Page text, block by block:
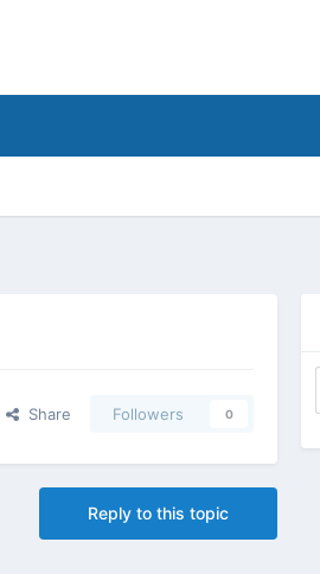
Share Followers 0
Reply to this topic